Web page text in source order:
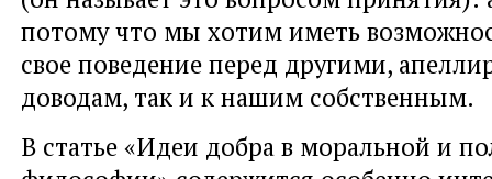
потому что мы хотим иметь
свое поведение перед другими,
доводам, так и к нашим собственным.
В статье «Идеи добра в моральной и